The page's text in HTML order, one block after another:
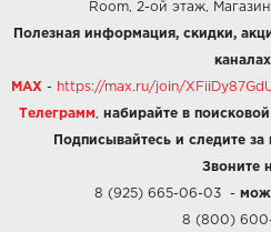
Room, 2-ой этаж,
Полезная информация, скидки,
MAX - https://max.ru/join/
Телеграмм набирайте в поисковой
Подписывайтесь и следите
Звоните
8 (925) 665-06-03-
8 (800)